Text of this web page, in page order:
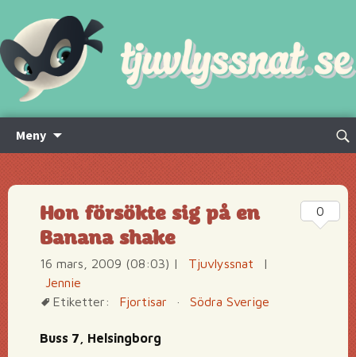
Meny
innehåll
Sök
Hon försökte sig på en
Banana shake
16 mars, 2009 (08:03) | Tjuvlyssnat
|
Jennie
Etiketter:
Fjortisar · Södra Sverige
Buss 7, Helsingborg
0